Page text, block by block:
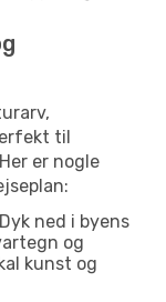
til
er nogle
Dyk ned i byens
og
kunst og